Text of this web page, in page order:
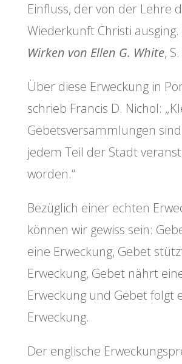
Einfluss, der von der Lehre
Wiederkunft Christi ausging.
Wirken von Ellen G. White,
Über diese Erweckung in
schrieb Francis D. Nichol:
Gebetsversammlungen
jedem Teil der Stadt
worden.“
Bezüglich einer echten
können wir gewiss sein:
eine Erweckung, Gebet
Erweckung, Gebet nährt
Erweckung und Gebet folgt
Erweckung.
Der englische